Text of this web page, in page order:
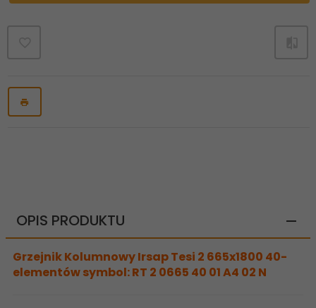
OPIS PRODUKTU
Grzejnik Kolumnowy Irsap Tesi 2 665x1800 40-
elementów symbol: RT 2 0665 40 01 A4 02 N